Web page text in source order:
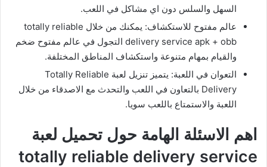
السهل والسلس دون اي مشاكل في اللعب.
عالم مفتوح للاستكشاف: يمكنك من خلال totally reliable
delivery service apk + obb التجول في عالم مفتوح ضخم
والقيام بمهام متنوعة واستكشاف المناطق المختلفة.
التعوان في اللعبة: يتميز تنزيل لعبة Totally Reliable
Delivery بالتعاون في اللعب والتحدث مع الاصدقاء من خلال
اللعبة والاستمتاع باللعب سويا.
اهم الاسئلة الهامة حول تحميل لعبة
totally reliable delivery service